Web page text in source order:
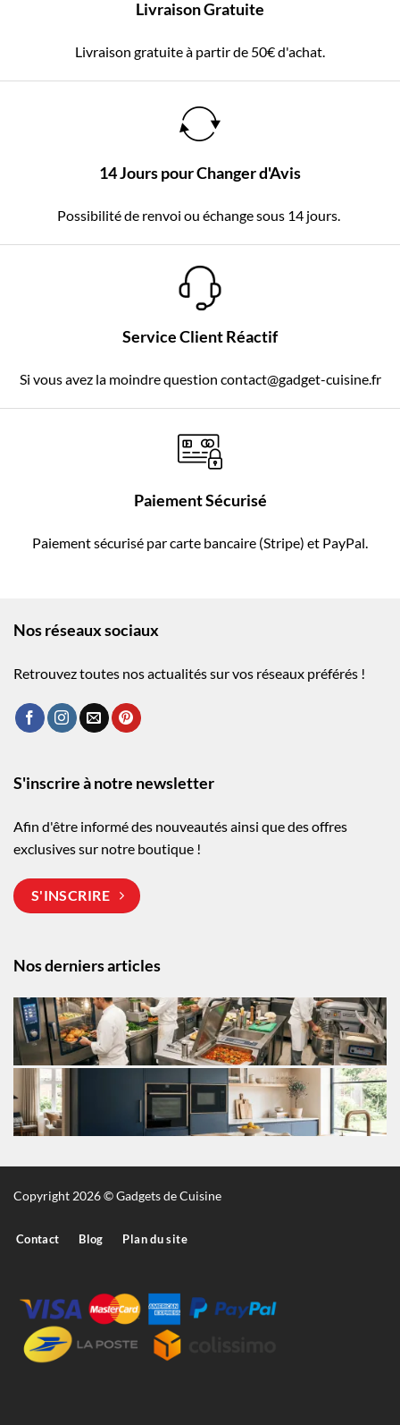
Livraison Gratuite
Livraison gratuite à partir de 50€ d'achat.
14 Jours pour Changer d'Avis
Possibilité de renvoi ou échange sous 14 jours.
Service Client Réactif
Si vous avez la moindre question contact@gadget-cuisine.fr
Paiement Sécurisé
Paiement sécurisé par carte bancaire (Stripe) et PayPal.
Nos réseaux sociaux
Retrouvez toutes nos actualités sur vos réseaux préférés !
Nos derniers articles
S'inscrire à notre newsletter
Afin d'être informé des nouveautés ainsi que des offres
exclusives sur notre boutique !
S'INSCRIRE
Copyright 2026 © Gadgets de Cuisine
Contact Blog Plan du site